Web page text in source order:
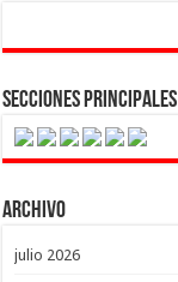
Secciones Principales
Archivo
julio 2026